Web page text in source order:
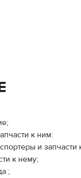
к ним:
и запчасти
к нему;
;